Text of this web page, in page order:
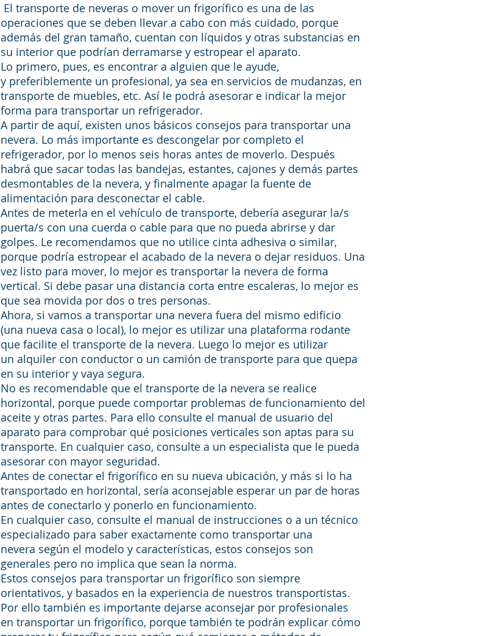
El transporte de neveras o mover un frigorífico es una de las
operaciones que se deben llevar a cabo con más cuidado, porque
además del gran tamaño, cuentan con líquidos y otras substancias en
su interior que podrían derramarse y estropear el aparato.
Lo primero, pues, es encontrar a alguien que le ayude,
y preferiblemente un profesional, ya sea en servicios de mudanzas, en
transporte de muebles, etc. Así le podrá asesorar e indicar la mejor
forma para transportar un refrigerador.
A partir de aquí, existen unos básicos consejos para transportar una
nevera. Lo más importante es descongelar por completo el
refrigerador, por lo menos seis horas antes de moverlo. Después
habrá que sacar todas las bandejas, estantes, cajones y demás partes
desmontables de la nevera, y finalmente apagar la fuente de
alimentación para desconectar el cable.
Antes de meterla en el vehículo de transporte, debería asegurar la/s
puerta/s con una cuerda o cable para que no pueda abrirse y dar
golpes. Le recomendamos que no utilice cinta adhesiva o similar,
porque podría estropear el acabado de la nevera o dejar residuos. Una
vez listo para mover, lo mejor es transportar la nevera de forma
vertical. Si debe pasar una distancia corta entre escaleras, lo mejor es
que sea movida por dos o tres personas.
Ahora, si vamos a transportar una nevera fuera del mismo edificio
(una nueva casa o local), lo mejor es utilizar una plataforma rodante
que facilite el transporte de la nevera. Luego lo mejor es utilizar
un alquiler con conductor o un camión de transporte para que quepa
en su interior y vaya segura.
No es recomendable que el transporte de la nevera se realice
horizontal, porque puede comportar problemas de funcionamiento del
aceite y otras partes. Para ello consulte el manual de usuario del
aparato para comprobar qué posiciones verticales son aptas para su
transporte. En cualquier caso, consulte a un especialista que le pueda
asesorar con mayor seguridad.
Antes de conectar el frigorífico en su nueva ubicación, y más si lo ha
transportado en horizontal, sería aconsejable esperar un par de horas
antes de conectarlo y ponerlo en funcionamiento.
En cualquier caso, consulte el manual de instrucciones o a un técnico
especializado para saber exactamente como transportar una
nevera según el modelo y características, estos consejos son
generales pero no implica que sean la norma.
Estos consejos para transportar un frigorífico son siempre
orientativos, y basados en la experiencia de nuestros transportistas.
Por ello también es importante dejarse aconsejar por profesionales
en transportar un frigorífico, porque también te podrán explicar cómo